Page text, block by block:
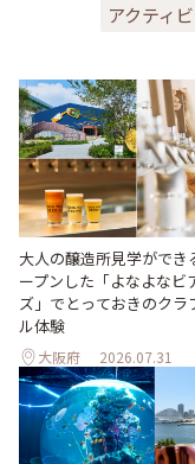
アクティ
大人の醸造所見学がで
ープンした「よなよなビ
ズ」でとっておきのクラ
ル体験
大阪府 2026.07.31